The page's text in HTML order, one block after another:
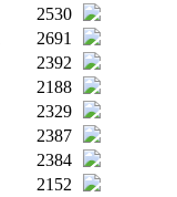
2530
2691
2392
2188
2329
2387
2384
2152